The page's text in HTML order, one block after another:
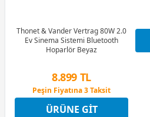
Thonet & Vander Vertrag 80W 2.0
Ev Sinema Sistemi Bluetooth
Hoparlör Beyaz
8.899 TL
Peşin Fiyatına 3 Taksit
4 Ay x 2.471 TL taksitle
Peşin Fiyatına 3 Taksit
ÜRÜNE GIT